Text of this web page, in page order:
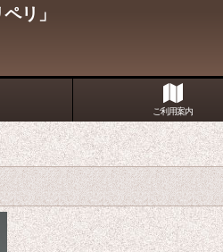
リ」
ご利用案内